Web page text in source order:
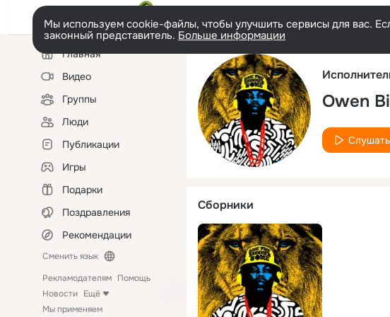
Мы используем cookie-файлы, чтобы улучшить сервисы для вас.
законный представитель. Больше информации
Левая
колонкаГлавная
Видео
Группы
Люди
Публикации
Игры
Подарки
Поздравления
Рекомендации
Сменить язык
Рекламодателям Помощь
Новости Ещё
Мы применяем
Owen
Слушать
Сборники